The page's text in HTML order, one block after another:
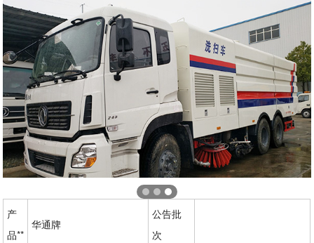
产
品**
华通牌
公告批
次